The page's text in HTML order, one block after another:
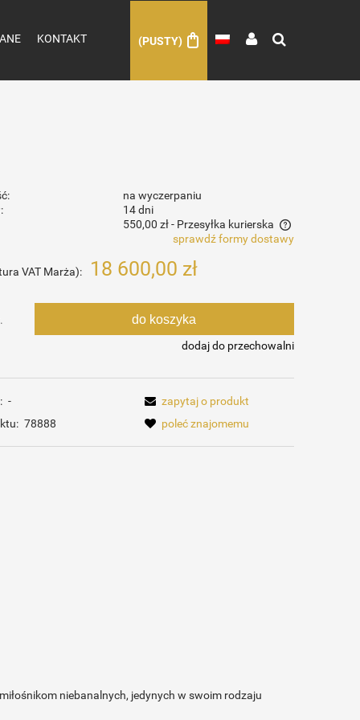
(PUSTY)
KONTAKT
na wyczerpaniu
14 dni
550,00 zł - Przesyłka kurierska
Cena nie zawiera ewentualnych kosztów
płatności
sprawdź formy dostawy
VAT Marża): 18 600,00 zł
do koszyka
dodaj do przechowalni
-
78888
zapytaj o produkt
poleć znajomemu
niebanalnych, jedynych w swoim rodzaju